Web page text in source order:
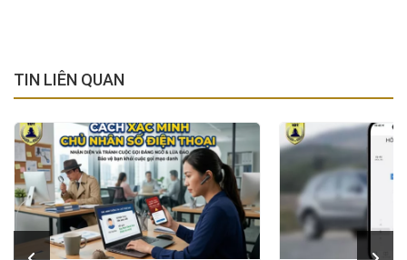
TIN LIÊN QUAN